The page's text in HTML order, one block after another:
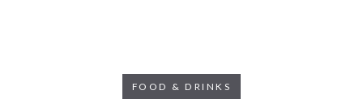
FOOD & DRINKS